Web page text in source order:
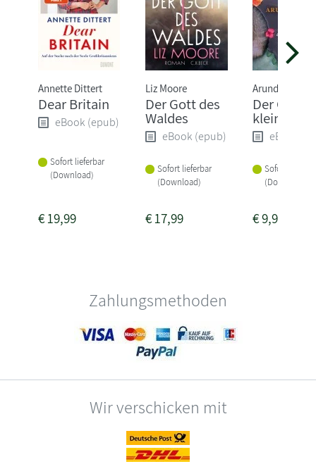
Annette Dittert
Dear Britain
eBook (epub)
Sofort lieferbar
(Download)
€19,99
Liz Moore
Der Gott des
Waldes
eBook (epub)
Sofort lieferbar
(Download)
€17,99
Arundhati Roy
Der Gott
kleinen
eBook
Sofort
(Download)
€9,99
Zahlungsmethoden
Wir verschicken mit